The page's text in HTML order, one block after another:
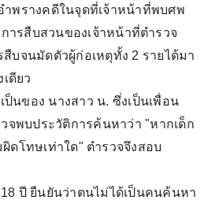
พรางคดีในจุดที่เจ้าหน้าที่พบศพ
ารสืบสวนของเจ้าหน้าที่ตำรวจ
บจนมัดตัวผู้ก่อเหตุทั้ง 2 รายได้มา
ดียว
ป็นของ นางสาว น. ซึ่งเป็นเพื่อน
จพบประวัติการค้นหาว่า "หากเด็ก
ดโทษเท่าใด" ตำรวจจึงสอบ
ปี ยืนยันว่าตนไม่ได้เป็นคนค้นหา